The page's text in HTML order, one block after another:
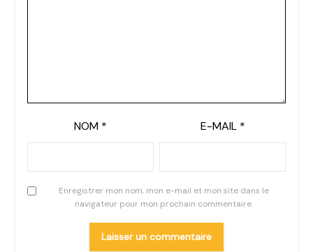
NOM * E-MAIL *
Enregistrer mon nom, mon e-mail et mon site dans le
navigateur pour mon prochain commentaire.